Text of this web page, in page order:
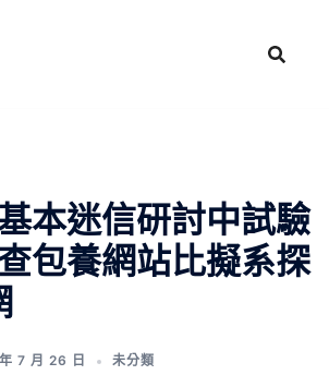
本迷信研討中試驗
包養網站比擬系探
7 月 26 日 未分類